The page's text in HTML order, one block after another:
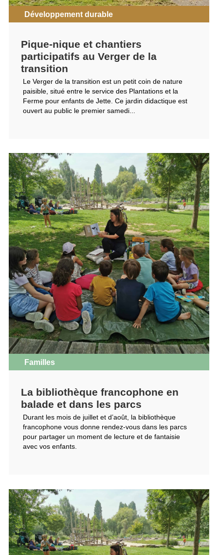
Développement durable
Pique-nique et chantiers
participatifs au Verger de la
transition
Le Verger de la transition est un petit coin de nature
paisible, situé entre le service des Plantations et la
Ferme pour enfants de Jette. Ce jardin didactique est
ouvert au public le premier samedi...
Familles
La bibliothèque francophone en
balade et dans les parcs
Durant les mois de juillet et d’août, la bibliothèque
francophone vous donne rendez-vous dans les parcs
pour partager un moment de lecture et de fantaisie
avec vos enfants.